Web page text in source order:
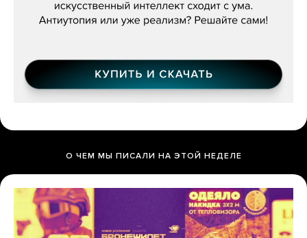
О ЧЕМ МЫ ПИСАЛИ НА ЭТОЙ НЕДЕЛЕ